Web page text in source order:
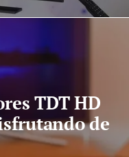
TDT HD
de